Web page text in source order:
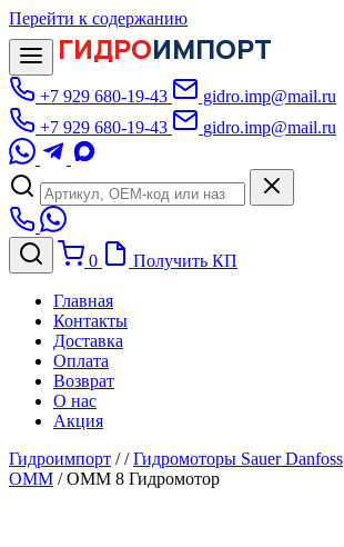
Перейти к содержанию
ГИДРОИМПОРТ
+7 929 680-19-43
gidro.imp@mail.ru
+7 929 680-19-43
gidro.imp@mail.ru
0 Получить КП
Главная
Контакты
Доставка
Оплата
Возврат
О нас
Акция
Гидроимпорт //Гидромоторы Sauer Danfoss
OMM /OMM 8 Гидромотор